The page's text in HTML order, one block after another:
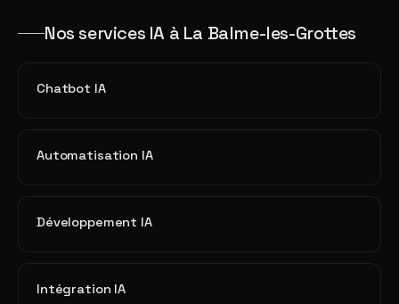
Nos services IA à La Balme-les-Grottes
Chatbot IA
Automatisation IA
Développement IA
Intégration IA